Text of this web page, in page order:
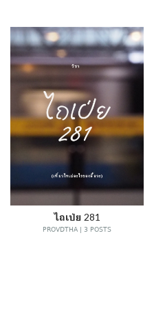
ไถเป่ย 281
PROVDTHA | 3 POSTS